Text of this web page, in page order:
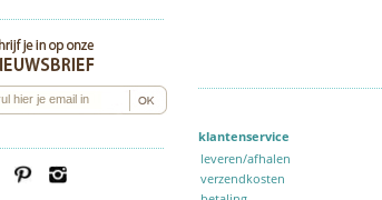
klantenservice
leveren/afhalen
verzendkosten